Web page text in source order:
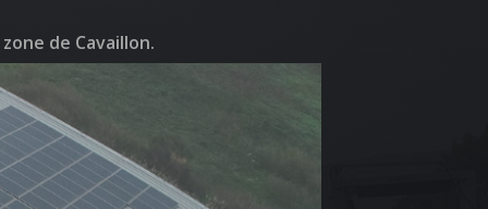
de Cavaillon.